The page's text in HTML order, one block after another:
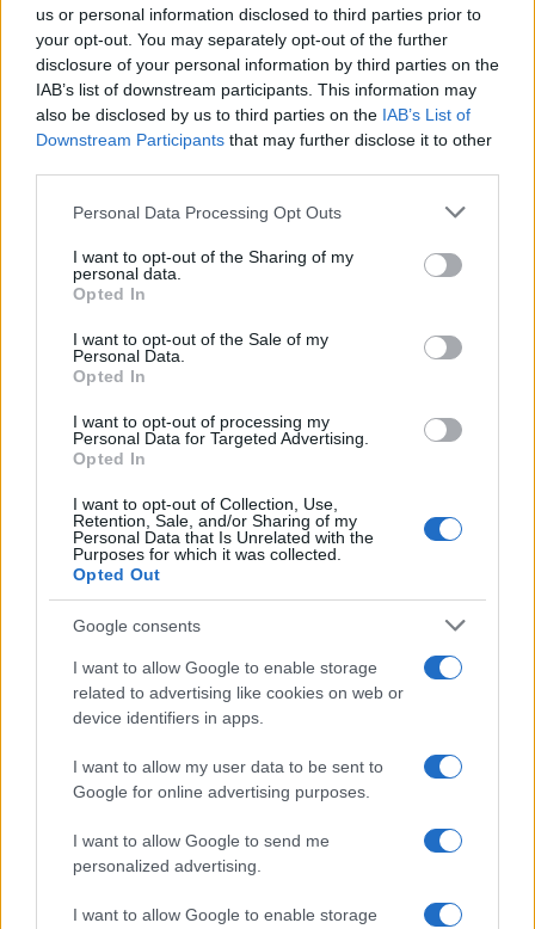
us or personal information disclosed to third parties prior to
your opt-out. You may separately opt-out of the further
disclosure of your personal information by third parties on the
IAB’s list of downstream participants. This information may
also be disclosed by us to third parties on the IAB’s List of
Downstream Participants that may further disclose it to other
Please note that this website/app uses one or more Google
not limited to your visit or usage behaviour. You may click to
grant or deny consent to Google and its third-party tags to
use your data for below specified purposes in below Google
consent section.
Personal Data Processing Opt Outs
I want to opt-out of the Sharing of my
personal data.
Opted In
I want to opt-out of the Sale of my
Personal Data.
Opted In
I want to opt-out of processing my
Personal Data for Targeted Advertising.
Opted In
I want to opt-out of Collection, Use,
Retention, Sale, and/or Sharing of my
Personal Data that Is Unrelated with the
Purposes for which it was collected.
Opted Out
Google consents
I want to allow Google to enable storage
related to advertising like cookies on web or
device identifiers in apps.
I want to allow my user data to be sent to
Google for online advertising purposes.
I want to allow Google to send me
personalized advertising.
I want to allow Google to enable storage
NEWS
El petróleo Brent cae un 8.46% y arrastra a las materias
Lucía Herrera · 5 Ago 2026
El Brent cae un 8.46% y arrastra a las materias primas
Lucía Herrera · 4 Ago 2026